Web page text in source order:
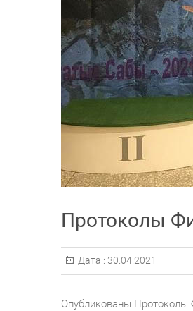
Протоколы
Дата : 30.04.2021
Опубликованы Протоколы